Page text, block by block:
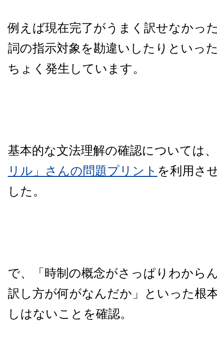
例えば現在完了がうまく訳せなかっ
詞の指示対象を勘違いしたりといっ
ちょく発生しています。
基本的な文法理解の確認については、
リル」さんの問題プリント を利用さ
した。
で、「時制の概念がさっぱりわから
訳し方が何がなんだか」といった根
しはないことを確認。